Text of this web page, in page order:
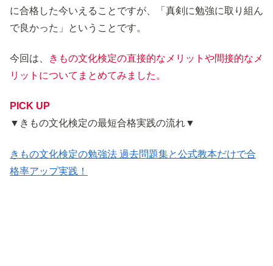
に合格した今いえることですが、「真剣に勉強に取り組ん
で良かった」ということです。
今回は、
きもの文化検定の直接的なメリットや間接的なメ
リットについてまとめてみました。
PICK UP
▼きもの文化検定の最短合格実践の流れ▼
きもの文化検定の勉強法 過去問題集と公式教本だけで合
格率アップ実践！